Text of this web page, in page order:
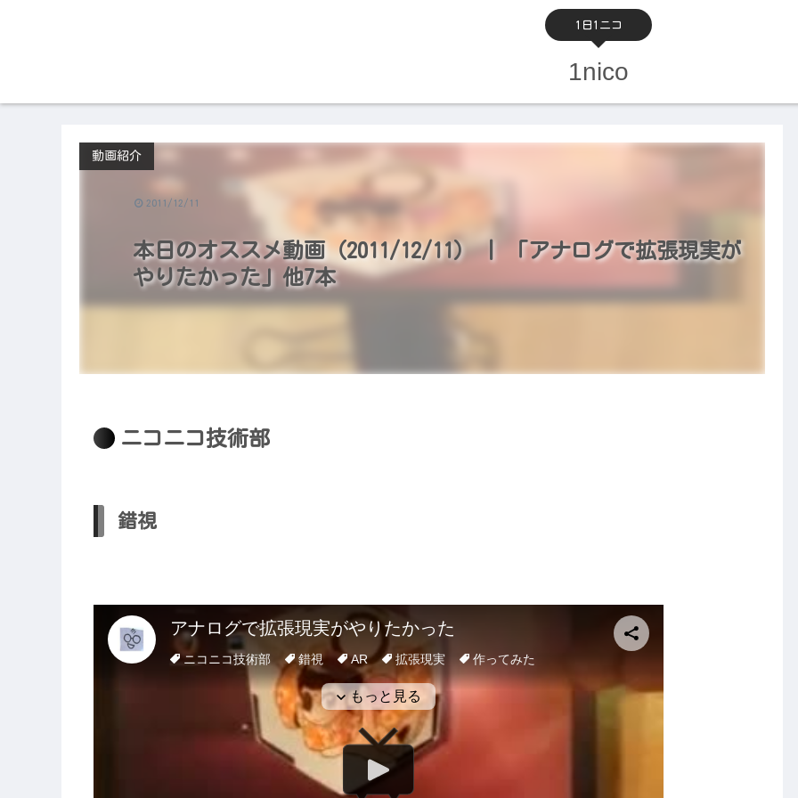
1日1ニコ
1nico
本日のオススメ動画（2011/12/11） | 「アナログで拡張現実が
やりたかった」他7本
動画紹介
2011/12/11
ニコニコ技術部
錯視